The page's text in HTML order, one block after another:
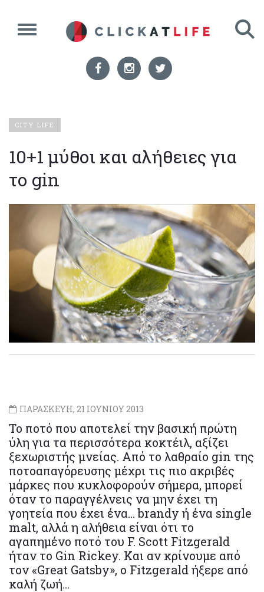
CITY LIFE
10+1 μύθοι και αλήθειες για
το gin
ΠΑΡΑΣΚΕΥΗ, 21 ΙΟΥΝΙΟΥ 2013
Το ποτό που αποτελεί την βασική πρώτη
ύλη για τα περισσότερα κοκτέιλ, αξίζει
ξεχωριστής μνείας. Από το λαθραίο gin της
ποτοαπαγόρευσης μέχρι τις πιο ακριβές
μάρκες που κυκλοφορούν σήμερα, μπορεί
όταν το παραγγέλνεις να μην έχει τη
γοητεία που έχει ένα… brandy ή ένα single
malt, αλλά η αλήθεια είναι ότι το
αγαπημένο ποτό του F. Scott Fitzgerald
ήταν το Gin Rickey. Και αν κρίνουμε από
τον «Great Gatsby», ο Fitzgerald ήξερε από
καλή ζωή...